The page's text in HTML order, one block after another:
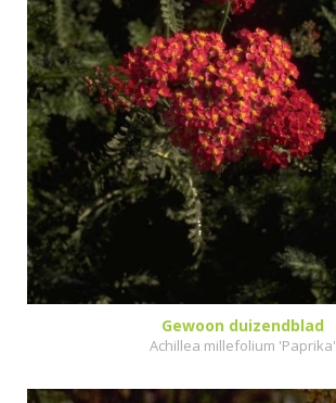
Gewoon duizendblad
Achillea millefolium 'Paprika'